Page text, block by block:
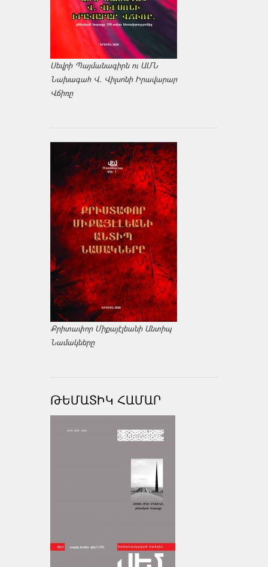
Սեվրի Պայմանագիրն ու ԱՄՆ
Նախագահ Վ. Վիլսոնի Իրավարար
Վճիռը
Քրիտափոր Միքայէլեանի Անտիպ
Նամակները
ԹԵՄԱՏԻԿ ՀԱՄԱՐ